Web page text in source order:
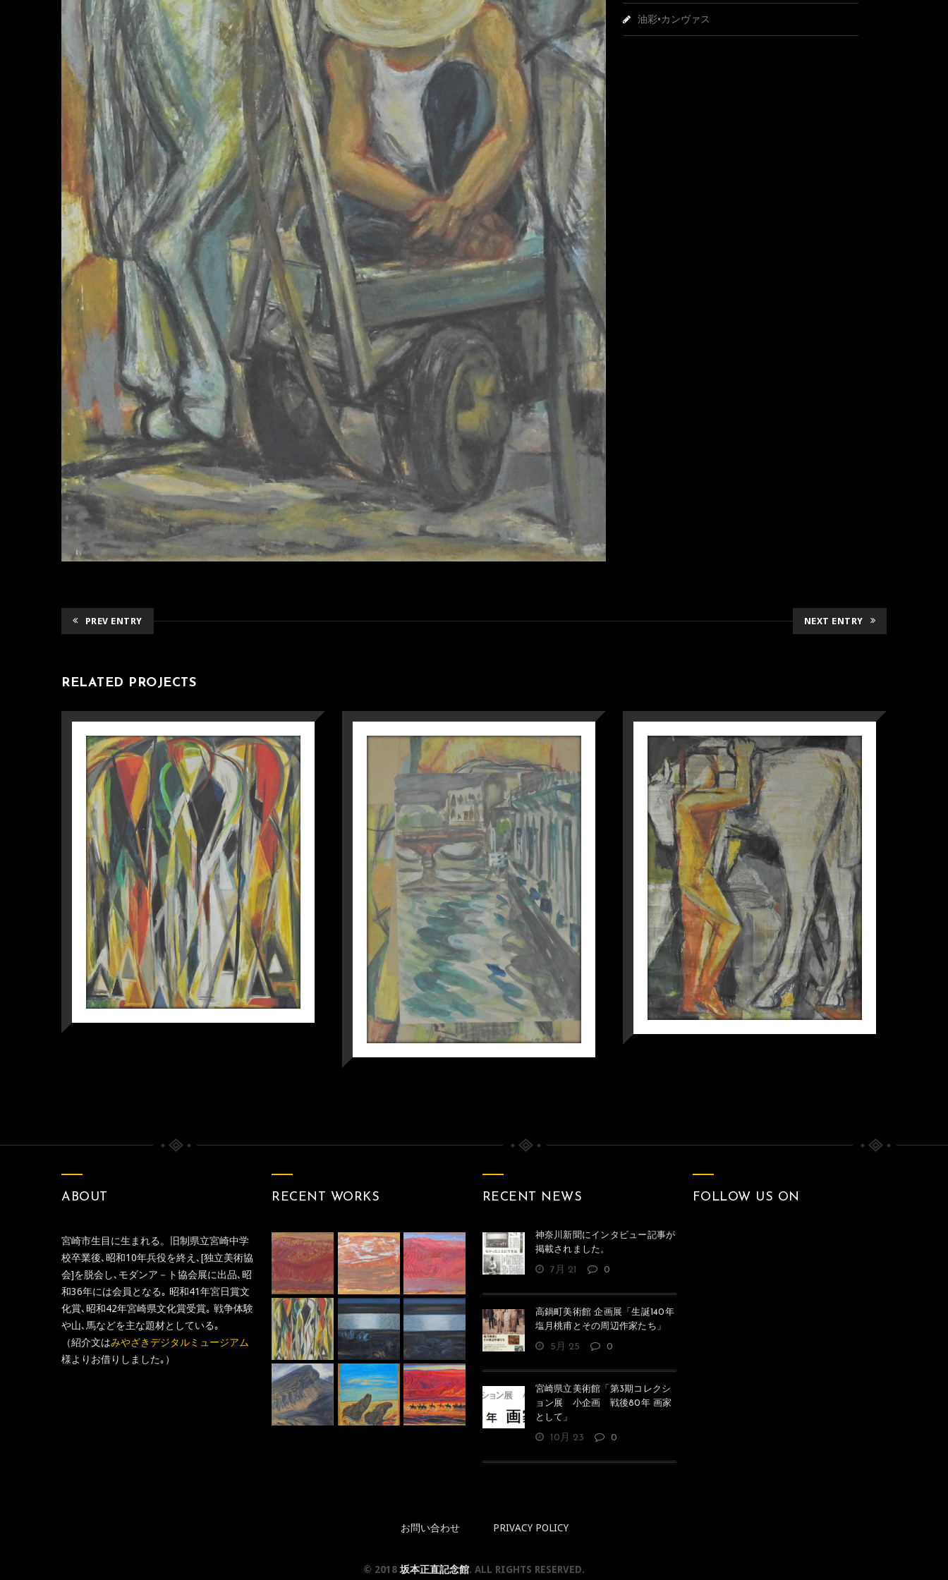
油彩•カンヴァス
PREV ENTRY NEXT ENTRY
RELATED PROJECTS
馬の群
馬と私
スケッチ（波紋 馬と人）
馬と私
ABOUT
宮崎市生目に生まれる。旧制県立宮崎中学
校卒業後､昭和10年兵役を終え､[独立美術協
会]を脱会し､モダンア－ト協会展に出品､昭
和36年には会員となる｡ 昭和41年宮日賞文
化賞､昭和42年宮崎県文化賞受賞｡ 戦争体験
や山､馬などを主な題材としている｡
（紹介文はみやざきデジタルミュージアム
様よりお借りしました｡）
RECENT WORKS RECENT NEWS
神奈川新聞にインタビュー記事が
掲載されました。
7月 21 0
高鍋町美術館 企画展「生誕140年
塩月桃甫とその周辺作家たち」
5月 25 0
宮崎県立美術館「第3期コレクシ
ョン展 小企画 戦後80年 画家
として」
10月 23 0
FOLLOW US ON
お問い合わせ PRIVACY POLICY
© 2018 坂本正直記念館. ALL RIGHTS RESERVED.